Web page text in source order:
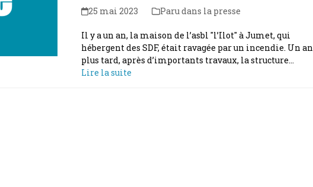
25 mai 2023 Paru dans la presse
Il y a un an, la maison de l’asbl "l’Ilot" à Jumet, qui
hébergent des SDF, était ravagée par un incendie. Un an
plus tard, après d’importants travaux, la structure…
Lire la suite